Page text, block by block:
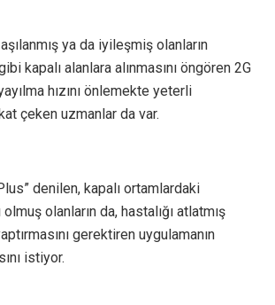
ya da iyileşmiş olanların
kapalı alanlara alınmasını öngören 2G
hızını önlemekte yeterli
çeken uzmanlar da var.
denilen, kapalı ortamlardaki
olanların da, hastalığı atlatmış
gerektiren uygulamanın
istiyor.